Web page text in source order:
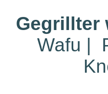
Gegrillter
Wafu |